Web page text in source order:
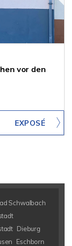
vor den
Schwalbach
Dieburg
Eschborn